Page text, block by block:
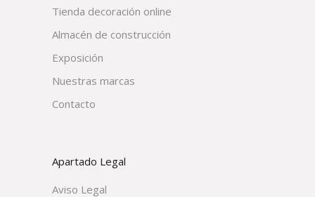
Tienda decoración online
Almacén de construcción
Exposición
Nuestras marcas
Contacto
Apartado Legal
Aviso Legal